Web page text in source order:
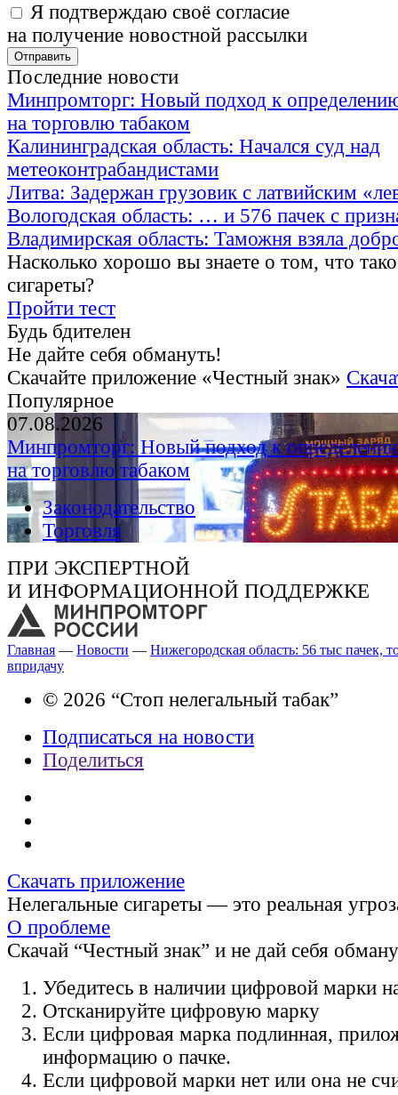
Я подтверждаю своё согласие
на получение новостной рассылки
Последние новости
Минпромторг: Новый подход к
на торговлю табаком
Калининградская область: Начался суд над
метеоконтрабандистами
Литва: Задержан грузовик с латвийским
Вологодская область: … и 576 пачек с
Владимирская область: Таможня взяла
Насколько хорошо вы знаете о том, что
сигареты?
Пройти тест
Будь бдителен
Не дайте себя обмануть!
Скачайте приложение «Честный знак»
Популярное
07.08.2026
Минпромторг: Новый подход к
на торговлю табаком
Законодательство
Торговля
ПРИ ЭКСПЕРТНОЙ
И ИНФОРМАЦИОННОЙ ПОДДЕРЖКЕ
Главная — Новости — Нижегородская область: 56 тыс пачек,
впридачу
© 2026 “Стоп нелегальный табак”
Подписаться на новости
Поделиться
Скачать приложение
Нелегальные сигареты — это реальная
О проблеме
Скачай “Честный знак” и не дай себя
Убедитесь в наличии цифровой марки
Отсканируйте цифровую марку
Если цифровая марка подлинная,
информацию о пачке.
Если цифровой марки нет или она не